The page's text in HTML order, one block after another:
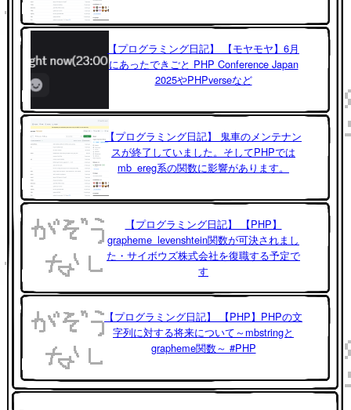
【プログラミング日記】 【モヤモヤ】6月
にあったできごと PHP Conference Japan
2025やPHPverseなど
【プログラミング日記】 鬼車のメンテナン
スが終了していました。そしてPHPでは
mb_ereg系の関数に影響があります。
【プログラミング日記】 【PHP】
grapheme_levenshtein関数が可決されまし
た・サイボウズ株式会社を復職する予定で
す
【プログラミング日記】 【PHP】PHPの文
字列に対する将来について～mbstringと
grapheme関数～ #PHP